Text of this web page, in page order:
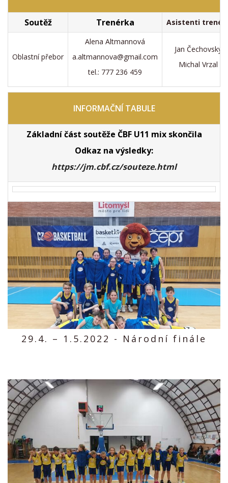
Soutěž Trenérka Asistenti
Oblastní přebor
Alena Altmannová
a.altmannova@gmail.com
tel.: 777 236 459
Jan Čechovský
Michal Vrzal
INFORMAČNÍ TABULE
Základní část soutěže ČBF U11 mix skončila
Odkaz na výsledky:
https://jm.cbf.cz/souteze.html
29.4. – 1.5.2022 - Národní finále